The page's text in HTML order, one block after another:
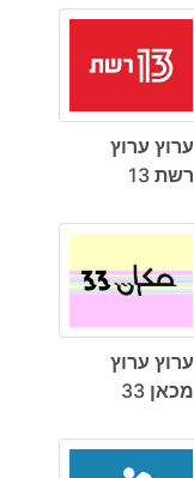
ערוץ ערוץ
רשת 13
ערוץ ערוץ
מכאן 33